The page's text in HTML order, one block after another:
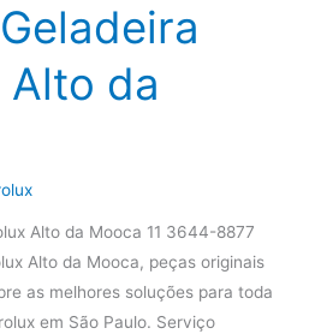
Alto da
Alto da Mooca 11 3644-8877
Alto da Mooca, peças originais
as melhores soluções para toda
em São Paulo. Serviço